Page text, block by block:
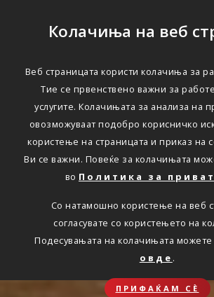
Колачиња на веб
Веб страницата користи колачиња за
Тие се првенствено важни за
услугите. Колачињата за анализа на
овозможуваат подобро корисничко
користење на страницата и приказ на
Ви се важни. Повеќе за колачињата
во Политика за
Со натамошно користење на веб
согласувате со користењето на
Подесувањата на колачињата можете
овде .
ПРИФАЌАМ СЀ